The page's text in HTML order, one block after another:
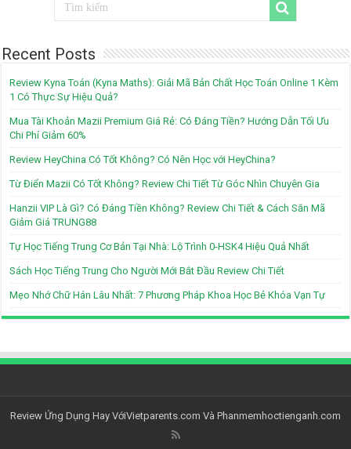
Recent Posts
Review Kyna Toán (Kyna Maths): Giải Mã Bản Chất Học Toán Online 1 Kèm
1 Có Thực Sự Hiệu Quả?
Mua Tài Khoản Mazii Premium Giá Rẻ: Có Đáng Tiền? Hướng Dẫn Tối Ưu
Chi Phí Giảm 60%
Review HeyChina Có Tốt Không? Có Nên Học với HeyChina?
Từ Điển Mazii Có Tốt Không? Review Chi Tiết Từ Góc Nhìn Chuyên Gia
Hanzii VIP Là Gì? Có Đáng Tiền Không? Review Chi Tiết & Cách Săn Mã
Giảm Giá TRUNG88
Tự Học Tiếng Trung Cơ Bản Tại Nhà: Lộ Trình 0-HSK4 Hiệu Quả Nhất
Sách Học Tiếng Trung Cho Người Mới Bắt Đầu Review Chi Tiết
Mẹo Nhớ Chữ Hán Lâu Nhất: 7 Phương Pháp Khoa Học Bẻ Khóa Vạn Tự
Review Ứng Dụng Hay VớiVietparents.com Và Phanmemhoctienganh.com